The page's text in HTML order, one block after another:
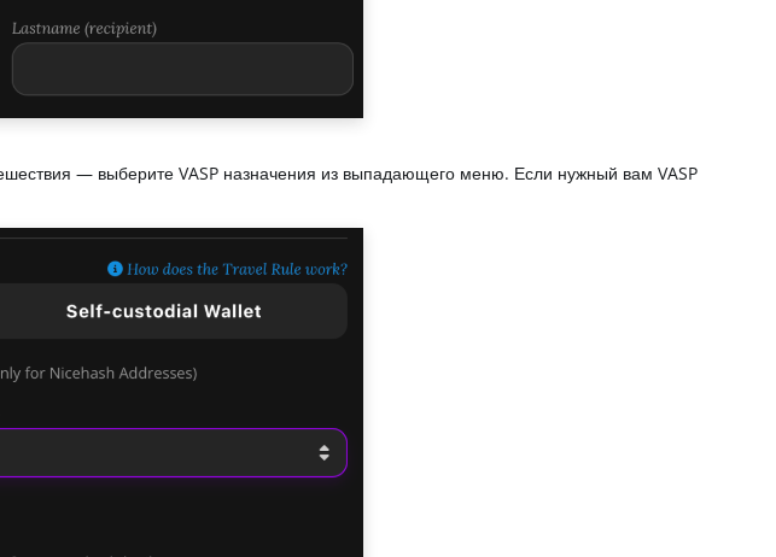
— выберите VASP назначения из выпадающего меню. Если нужный вам VASP